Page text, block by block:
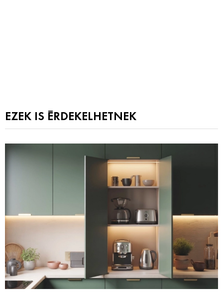
EZEK IS ÉRDEKELHETNEK